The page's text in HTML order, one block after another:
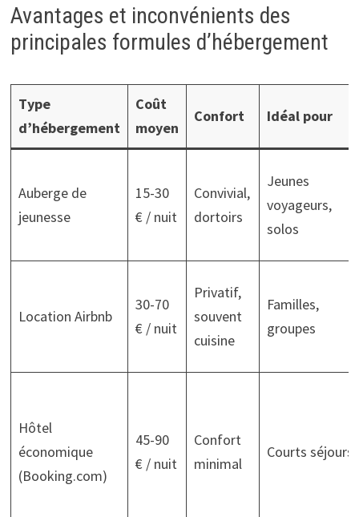
Avantages et inconvénients des
principales formules d’hébergement
Type
d’hébergement
Coût
moyen
Confort Idéal pour
Auberge de
jeunesse
15-30
€ / nuit
Convivial,
dortoirs
Jeunes
voyageurs,
solos
Location Airbnb
30-70
€ / nuit
Privatif,
souvent
cuisine
Familles,
groupes
Hôtel
économique
(Booking.com)
45-90
€ / nuit
Confort
minimal
Courts séjours